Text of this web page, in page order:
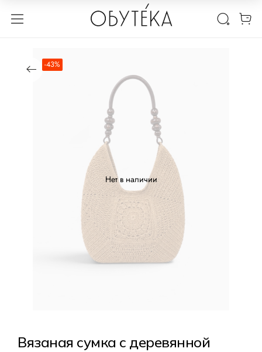
Нет в наличии
-43%
Вязаная сумка с деревянной